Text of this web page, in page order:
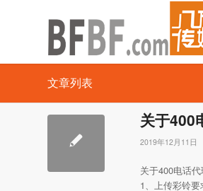
文章列表
关于400
2019年12月11日
关于400电话
1、上传彩铃